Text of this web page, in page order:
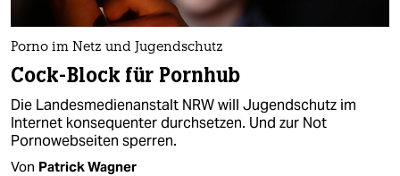
Porno im Netz und Jugendschutz
Cock-Block für Pornhub
Die Landesmedienanstalt NRW will Jugendschutz im
Internet konsequenter durchsetzen. Und zur Not
Pornowebseiten sperren.
Von Patrick Wagner